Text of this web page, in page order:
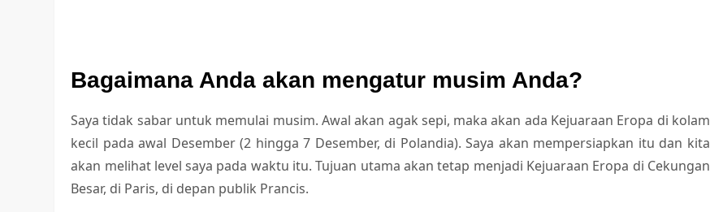
Bagaimana Anda akan mengatur musim Anda?
Saya tidak sabar untuk memulai musim. Awal akan agak sepi, maka akan ada Kejuaraan Eropa di kolam
kecil pada awal Desember (2 hingga 7 Desember, di Polandia). Saya akan mempersiapkan itu dan kita
akan melihat level saya pada waktu itu. Tujuan utama akan tetap menjadi Kejuaraan Eropa di Cekungan
Besar, di Paris, di depan publik Prancis.